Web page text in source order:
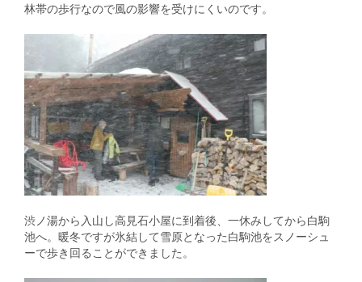
林帯の歩行なので風の影響を受けにくいのです。
渋ノ湯から入山し高見石小屋に到着後、一休みしてから白駒
池へ。暖冬ですが氷結して雪原となった白駒池をスノーシュ
ーで歩き回ることができました。